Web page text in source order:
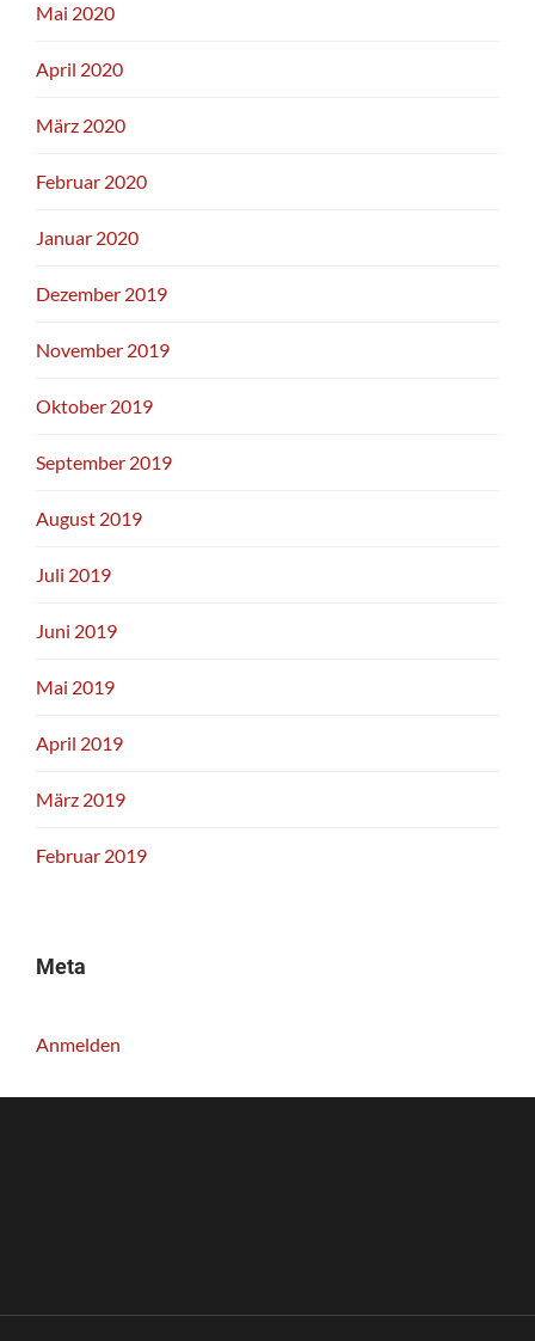
Mai 2020
April 2020
März 2020
Februar 2020
Januar 2020
Dezember 2019
November 2019
Oktober 2019
September 2019
August 2019
Juli 2019
Juni 2019
Mai 2019
April 2019
März 2019
Februar 2019
Meta
Anmelden